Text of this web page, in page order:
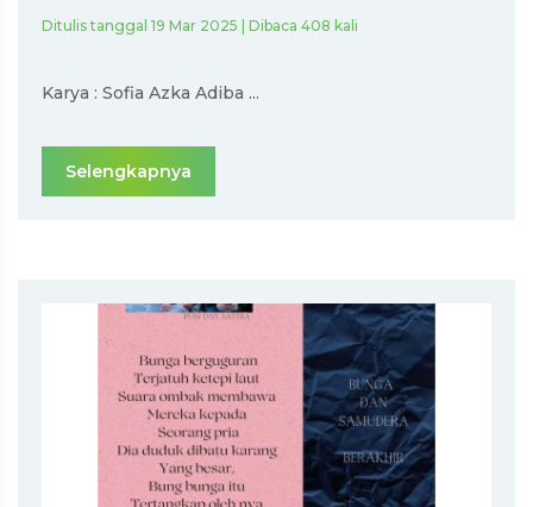
Ditulis tanggal 19 Mar 2025 | Dibaca 408 kali
Karya : Sofia Azka Adiba ...
Selengkapnya